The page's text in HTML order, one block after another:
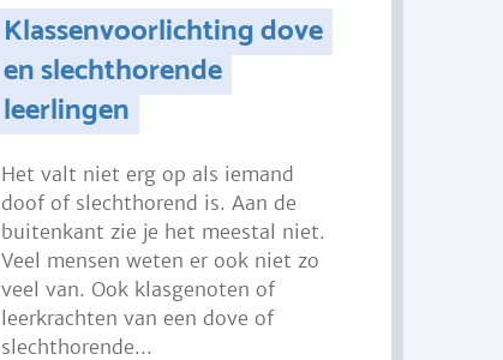
Klassenvoorlichting dove
en slechthorende
leerlingen
Het valt niet erg op als iemand
doof of slechthorend is. Aan de
buitenkant zie je het meestal niet.
Veel mensen weten er ook niet zo
veel van. Ook klasgenoten of
leerkrachten van een dove of
slechthorende...